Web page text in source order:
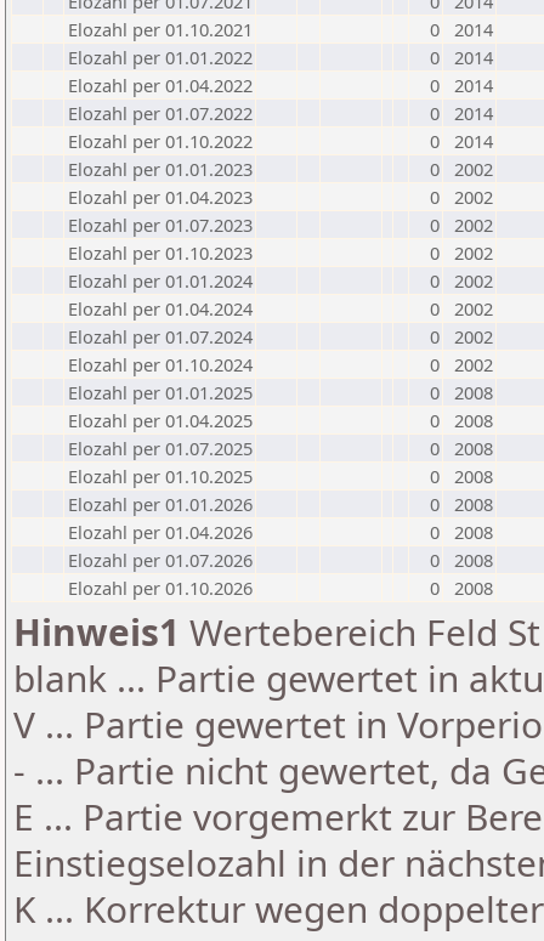
Elozahl per 01.10.2021
0 2014
Elozahl per 01.01.2022
0 2014
Elozahl per 01.04.2022
0 2014
Elozahl per 01.07.2022
0 2014
Elozahl per 01.10.2022
0 2014
Elozahl per 01.01.2023
0 2002
Elozahl per 01.04.2023
0 2002
Elozahl per 01.07.2023
0 2002
Elozahl per 01.10.2023
0 2002
Elozahl per 01.01.2024
0 2002
Elozahl per 01.04.2024
0 2002
Elozahl per 01.07.2024
0 2002
Elozahl per 01.10.2024
0 2002
Elozahl per 01.01.2025
0 2008
Elozahl per 01.04.2025
0 2008
Elozahl per 01.07.2025
0 2008
Elozahl per 01.10.2025
0 2008
Elozahl per 01.01.2026
0 2008
Elozahl per 01.04.2026
0 2008
Elozahl per 01.07.2026
0 2008
Elozahl per 01.10.2026
0 2008
Hinweis1 Wertebereich Feld
blank ... Partie gewertet in
V ... Partie gewertet in
- ... Partie nicht gewertet, da
E ... Partie vorgemerkt zur
Einstiegselozahl in der
K ... Korrektur wegen